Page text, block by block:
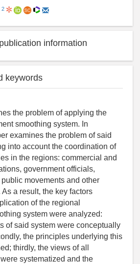
2
information
keywords
the problem of applying the
smoothing system. In
examines the problem of said
into account the coordination of
in the regions: commercial and
government officials,
movements and other
a result, the key factors
of the regional
system were analyzed:
of said system were conceptually
the principles underlying this
thirdly, the views of all
systematized and the